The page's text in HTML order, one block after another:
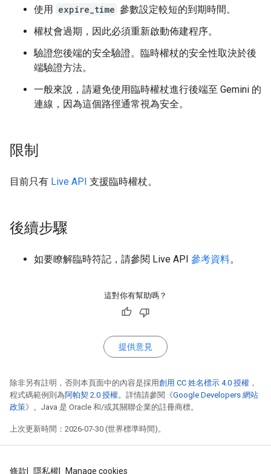
使用 expire_time 參數設定較短的到期時間。
權杖會過期，因此必須重新啟動佈建程序。
驗證您後端的安全驗證。臨時權杖的安全性取決於後
端驗證方法。
一般來說，請避免使用臨時權杖進行後端至 Gemini 的
連線，因為這個路徑通常視為安全。
限制
目前只有 Live API 支援臨時權杖。
後續步驟
如要瞭解臨時符記，請參閱 Live API 參考資料。
這對你有幫助嗎？
提供意見
除非另有註明，否則本頁面中的內容是採用創用 CC 姓名標示 4.0 授權 ，
程式碼範例則為阿帕契 2.0 授權。詳情請參閱《Google Developers 網站
政策》。Java 是 Oracle 和/或其關聯企業的註冊商標。
上次更新時間：2026-07-30 (世界標準時間)。
條款 隱私權 Manage cookies